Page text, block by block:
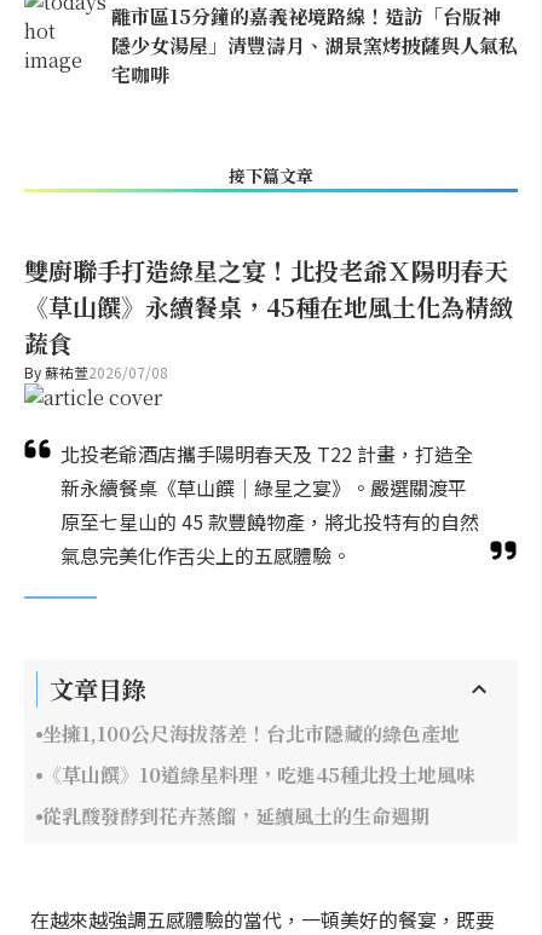
離市區15分鐘的嘉義祕境路線！造訪「台版神
隱少女湯屋」清豐濤月、湖景窯烤披薩與人氣私
宅咖啡
接下篇文章
雙廚聯手打造綠星之宴！北投老爺Ｘ陽明春天
《草山饌》永續餐桌，45種在地風土化為精緻
蔬食
By蘇祐萱2026/07/08
北投老爺酒店攜手陽明春天及 T22 計畫，打造全
新永續餐桌《草山饌｜綠星之宴》。嚴選關渡平
原至七星山的 45 款豐饒物產，將北投特有的自然
氣息完美化作舌尖上的五感體驗。
文章目錄
坐擁1,100公尺海拔落差！台北市隱藏的綠色產地
《草山饌》10道綠星料理，吃進45種北投土地風味
從乳酸發酵到花卉蒸餾，延續風土的生命週期
在越來越強調五感體驗的當代，一頓美好的餐宴，既要